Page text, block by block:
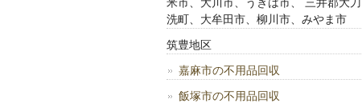
洗町、大牟田市、柳川市、みやま市
筑豊地区
嘉麻市の不用品回収
飯塚市の不用品回収